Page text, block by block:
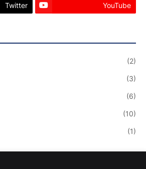
Twitter YouTube
(2)
(3)
(6)
(10)
(1)